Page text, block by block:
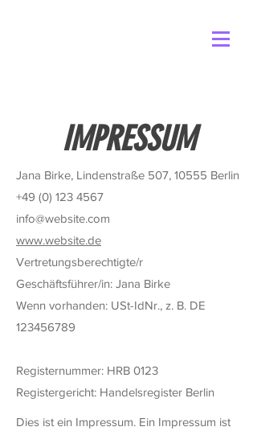
IMPRESSUM
Jana Birke, Lindenstraße 507, 10555 Berlin
+49 (0) 123 4567
info@website.com
www.website.de
Vertretungsberechtigte/r
Geschäftsführer/in: Jana Birke
Wenn vorhanden: USt-IdNr., z. B. DE
123456789
Registernummer: HRB 0123
Registergericht: Handelsregister Berlin
Dies ist ein Impressum. Ein Impressum ist